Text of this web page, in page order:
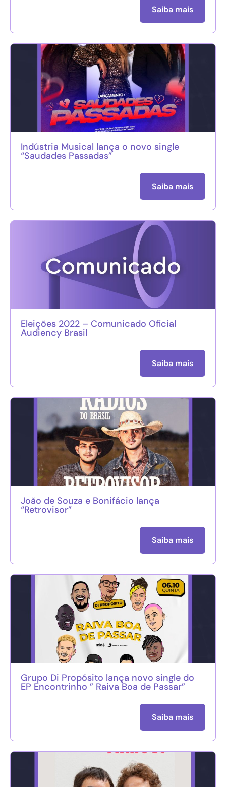
Saiba mais
Indústria Musical lança o novo single
“Saudades Passadas”
Saiba mais
Eleições 2022 – Comunicado Oficial
Audiency Brasil
Saiba mais
João de Souza e Bonifácio lança
“Retrovisor”
Saiba mais
Grupo Di Propósito lança novo single do
EP Encontrinho ” Raiva Boa de Passar”
Saiba mais